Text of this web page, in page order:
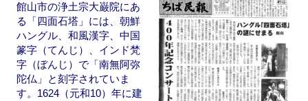
館山市の浄土宗大巌院にあ
る「四面石塔」には、朝鮮
ハングル、和風漢字、中国
篆字（てんじ）、インド梵
字（ぼんじ）で「南無阿弥
陀仏」と刻字されていま
す。1624（元和10）年に建